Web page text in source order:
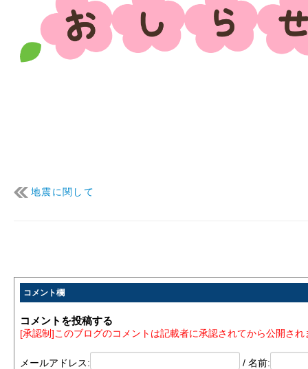
地震に関して
コメント欄
コメントを投稿する
[承認制]このブログのコメントは記載者に承認されてから公開され
メールアドレス:
/ 名前: